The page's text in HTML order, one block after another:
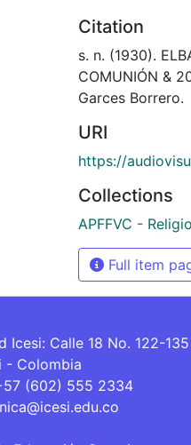
Citation
s. n. (1930).
COMUNIÓN &
Garces Borrero.
URI
https://
Collections
APFFVC -
Full item
Icesi: Calle 18 No. 122-135
- Colombia
(602) 555 2334